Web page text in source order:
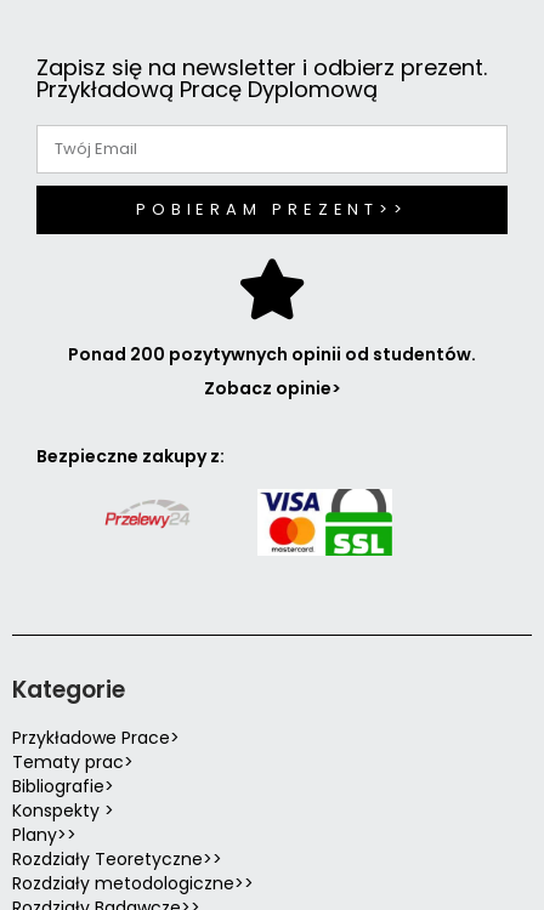
Zapisz się na newsletter i odbierz prezent.
Przykładową Pracę Dyplomową
POBIERAM PREZENT>>
Ponad 200 pozytywnych opinii od studentów.
Zobacz opinie>
Bezpieczne zakupy z:
Kategorie
Przykładowe Prace>
Tematy prac>
Bibliografie>
Konspekty >
Plany>>
Rozdziały Teoretyczne>>
Rozdziały metodologiczne>>